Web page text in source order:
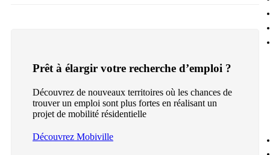
Prêt à élargir votre recherche d’emploi ?
Découvrez de nouveaux territoires où les chances de
trouver un emploi sont plus fortes en réalisant un
projet de mobilité résidentielle
Découvrez Mobiville